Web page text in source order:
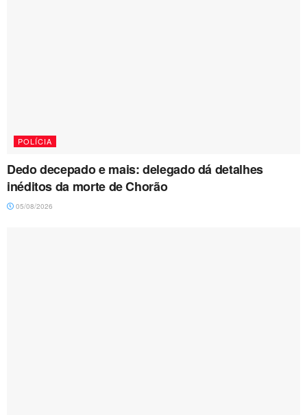
POLÍCIA
Dedo decepado e mais: delegado dá detalhes
inéditos da morte de Chorão
05/08/2026